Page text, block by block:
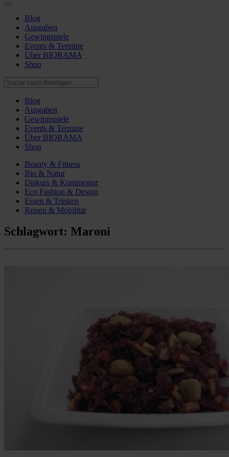
Blog
Ausgaben
Gewinnspiele
Events & Termine
Über BIORAMA
Shop
Blog
Ausgaben
Gewinnspiele
Events & Termine
Über BIORAMA
Shop
Beauty & Fitness
Bio & Natur
Diskurs & Kommentar
Eco Fashion & Design
Essen & Trinken
Reisen & Mobilität
Schlagwort: Maroni